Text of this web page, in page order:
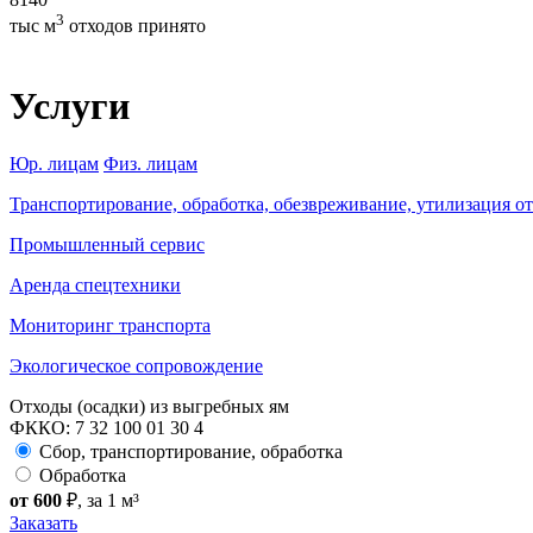
тыс м3 отходов принято
Услуги
Юр. лицам Физ. лицам
Транспортирование, обработка, обезвреживание, утилизация
Промышленный сервис
Аренда спецтехники
Мониторинг транспорта
Экологическое сопровождение
Отходы (осадки) из выгребных ям
ФККО: 7 32 100 01 30 4
Сбор, транспортирование, обработка
Обработка
от 600 ₽, за 1 м³
Заказать